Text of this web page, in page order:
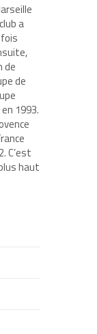
a
de
de
1993.
C’est
haut